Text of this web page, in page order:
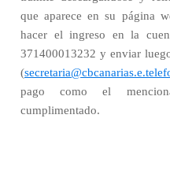
que aparece en su página
hacer el ingreso en la
371400013232 y enviar
(
pago como el
cumplimentado.